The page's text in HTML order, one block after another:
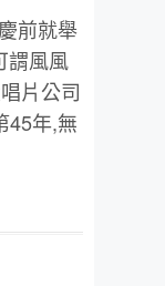
前就舉
謂風風
片公司
45年,無